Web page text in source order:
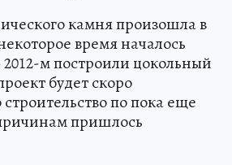
камня произошла в
время началось
2012-м построили цокольный
будет скоро
по пока еще
пришлось